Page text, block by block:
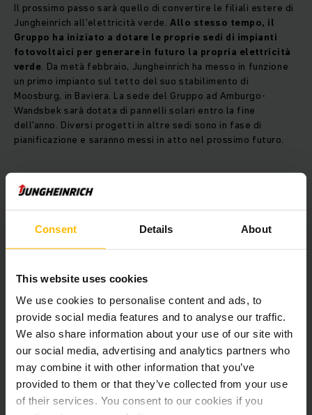
Consent Details About
This website uses cookies
We use cookies to personalise content and ads, to
provide social media features and to analyse our traffic.
We also share information about your use of our site with
our social media, advertising and analytics partners who
may combine it with other information that you’ve
provided to them or that they’ve collected from your use
of their services. You consent to our cookies if you
Il prossimo passo sarà quello di convertire le filiali estere di
Jungheinrich all'elettricità verde.Allo stesso tempo, il
Gruppo ha iniziato a dotare le proprie sedi di impianti
fotovoltaici per generare in futuro la propria elettricità
verde. Da metà febbraio, Jungheinrich ha messo in funzione
un primo impianto sul tetto del suo stabilimento di
Moosburg, in Baviera. La sede del Gruppo ad Amburgo-
Wandsbek sarà dotata di pannelli solari entro la fine
dell'anno. Diversi progetti in altre sedi sono in fase di
pianificazione e saranno messi in atto nel prossimo futuro.
hanno acquistato in totale circa 45.600.000 kilowattora di
elettricità. La completa sostituzione dei combustibili fossili,
come la lignite e il carbone fossile o il gas naturale, con le
emissioni di CO2 dell’azienda per il consumo di elettricità in
questo modo Jungheinrich risparmia circa 15.500 tonnellate
di CO2 l’anno. Circa il 69% delle emissioni di CO2 di
Jungheinrich prodotte dal consumo di elettricità in tutto il
mondo venivano generate in Germania.
Passando a fonti di
energia rinnovabiliin tutta la Germania,il Gruppo sta
ancheriducendo significativamente la sua impronta
ecologica globale.
Anche l'ecobilancio dei carrelli prodotti da Jungheinrich